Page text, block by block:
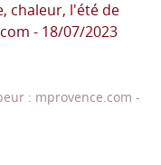
chaleur, l'été de
- 18/07/2023
: mprovence.com -